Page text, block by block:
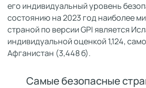
его индивидуальный уровень
состоянию на 2023 год наиболее
страной по версии GPI является
индивидуальной оценкой 1,124,
Афганистан (3,448 б).
Самые безопасные